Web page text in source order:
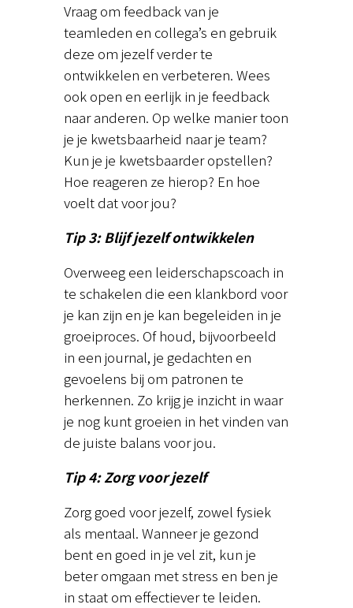
Vraag om feedback van je
teamleden en collega’s en gebruik
deze om jezelf verder te
ontwikkelen en verbeteren. Wees
ook open en eerlijk in je feedback
naar anderen. Op welke manier toon
je je kwetsbaarheid naar je team?
Kun je je kwetsbaarder opstellen?
Hoe reageren ze hierop? En hoe
voelt dat voor jou?
Tip 3: Blijf jezelf ontwikkelen
Overweeg een leiderschapscoach in
te schakelen die een klankbord voor
je kan zijn en je kan begeleiden in je
groeiproces. Of houd, bijvoorbeeld
in een journal, je gedachten en
gevoelens bij om patronen te
herkennen. Zo krijg je inzicht in waar
je nog kunt groeien in het vinden van
de juiste balans voor jou.
Tip 4: Zorg voor jezelf
Zorg goed voor jezelf, zowel fysiek
als mentaal. Wanneer je gezond
bent en goed in je vel zit, kun je
beter omgaan met stress en ben je
in staat om effectiever te leiden.